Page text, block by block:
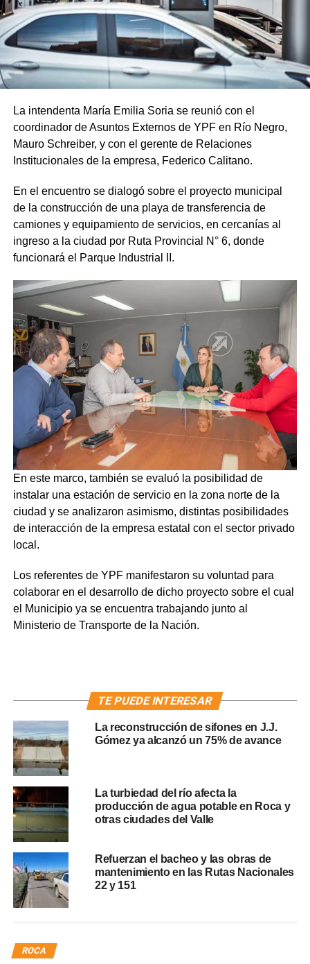
La intendenta María Emilia Soria se reunió con el
coordinador de Asuntos Externos de YPF en Río Negro,
Mauro Schreiber, y con el gerente de Relaciones
Institucionales de la empresa, Federico Calitano.
En el encuentro se dialogó sobre el proyecto municipal
de la construcción de una playa de transferencia de
camiones y equipamiento de servicios, en cercanías al
ingreso a la ciudad por Ruta Provincial N° 6, donde
funcionará el Parque Industrial II.
En este marco, también se evaluó la posibilidad de
instalar una estación de servicio en la zona norte de la
ciudad y se analizaron asimismo, distintas posibilidades
de interacción de la empresa estatal con el sector privado
local.
Los referentes de YPF manifestaron su voluntad para
colaborar en el desarrollo de dicho proyecto sobre el cual
el Municipio ya se encuentra trabajando junto al
Ministerio de Transporte de la Nación.
TE PUEDE INTERESAR
La reconstrucción de sifones en J.J.
Gómez ya alcanzó un 75% de avance
La turbiedad del río afecta la
producción de agua potable en Roca y
otras ciudades del Valle
Refuerzan el bacheo y las obras de
mantenimiento en las Rutas Nacionales
22 y 151
ROCA